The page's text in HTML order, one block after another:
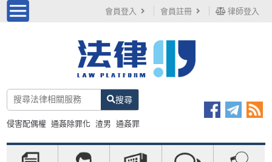
會員登入 會員註冊 律師登入
搜尋
侵害配偶權 通姦除罪化 渣男 通姦罪